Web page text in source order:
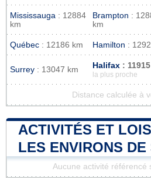
Mississauga : 12884
km
Brampton :
km
Québec : 12186 km Hamilton :
Surrey : 13047 km Halifax :
la plus proche
Distance calculée à
ACTIVITÉS ET
LES ENVIRONS
Aucune activité référencé